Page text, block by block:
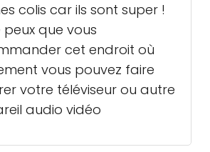
colis car ils sont super !
peux que vous
cet endroit où
vous pouvez faire
votre téléviseur ou autre
audio vidéo